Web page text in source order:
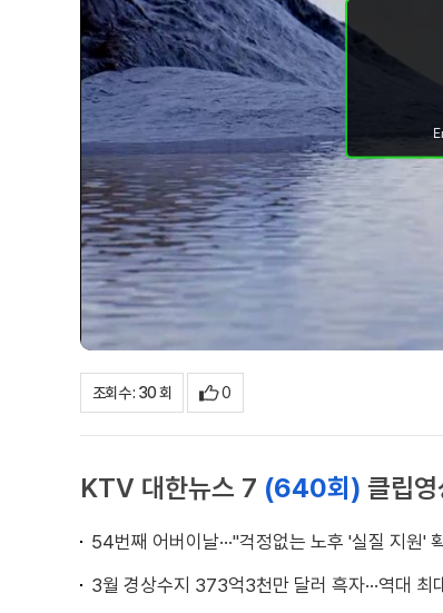
조회수 : 30 회 0
KTV 대한뉴스 7 (640회) 클립
54번째 어버이날···"걱정없는 노후 '실질 지원'
3월 경상수지 373억3천만 달러 흑자···역대 최